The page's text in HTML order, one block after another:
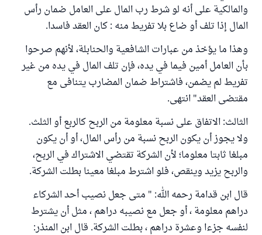
والمالكية على أنه لو شرط رب المال على العامل ضمان رأس
المال إذا تلف أو ضاع بلا تفريط منه : كان العقد فاسدا.
وهذا ما يؤخذ من عبارات الشافعية والحنابلة، لأنهم صرحوا
بأن العامل أمين فيما في يده، فإن تلف المال في يده من غير
تفريط لم يضمن، فاشتراط ضمان المضارب يتنافى مع
مقتضى العقد" انتهى.
الثالث: الاتفاق على نسبة معلومة من الربح كالربع أو الثلث.
ولا يجوز أن يكون الربح نسبة من رأس المال، أو أن يكون
مبلغا ثابتا معلوما؛ لأن الشركة تقتضي الاشتراك في الربح،
والربح يزيد وينقص، فلو اشترط مبلغا معينا بطلت الشركة.
قال ابن قدامة رحمه الله: " متى جعل نصيب أحد الشركاء
دراهم معلومة ، أو جعل مع نصيبه دراهم ، مثل أن يشترط
لنفسه جزءا وعشرة دراهم ، بطلت الشركة. قال ابن المنذر: